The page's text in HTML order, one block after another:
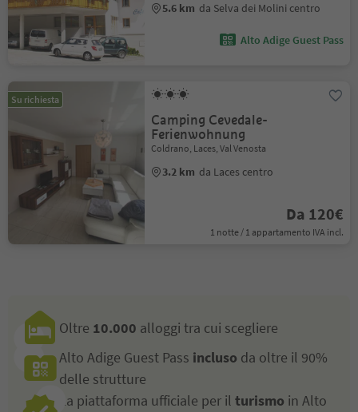
5.6 km da Selva dei Molini centro
Alto Adige Guest Pass
Su richiesta
Camping Cevedale-
Ferienwohnung
Coldrano, Laces, Val Venosta
3.2 km da Laces centro
Da 120€
1 notte / 1 appartamento IVA incl.
Oltre 10.000 alloggi tra cui scegliere
Alto Adige Guest Pass incluso da oltre il 90%
delle strutture
La piattaforma ufficiale per il turismo in Alto